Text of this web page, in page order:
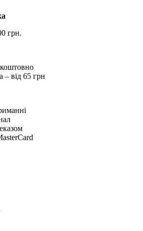
грн.
– від 65 грн